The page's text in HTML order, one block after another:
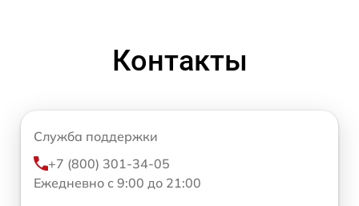
Контакты
Служба поддержки
+7 (800) 301-34-05
Ежедневно с 9:00 до 21:00